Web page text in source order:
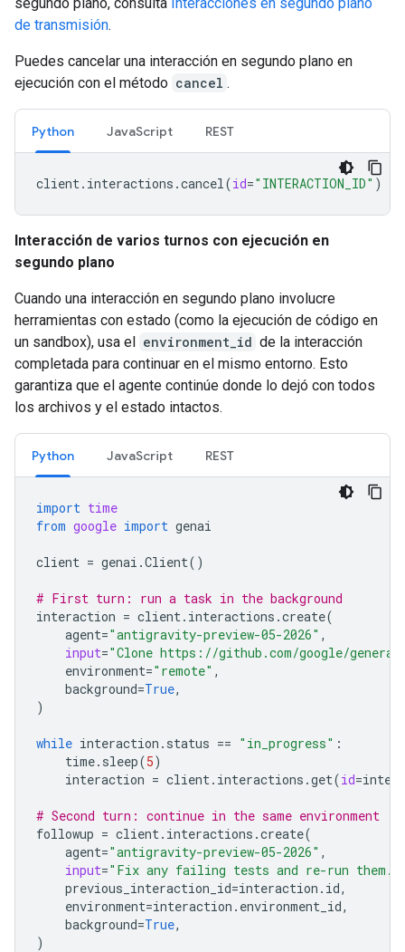
de transmisión.
Puedes cancelar una interacción en segundo plano en
ejecución con el método cancel .
Python JavaScript REST
client. interactions .cancel(id="INTERACTION_ID" )
Interacción de varios turnos con ejecución en
segundo plano
Cuando una interacción en segundo plano involucre
herramientas con estado (como la ejecución de código en
un sandbox), usa el environment_id de la interacción
completada para continuar en el mismo entorno. Esto
garantiza que el agente continúe donde lo dejó con todos
los archivos y el estado intactos.
Python JavaScript REST
import time
from google import genai
client = genai .Client()
# First turn: run a task in the background
interaction = client. interactions .create(
agent="antigravity-preview-05-2026" ,
input="Clone https://github.com/google/
environment="remote" ,
background=True,
)
while interaction . status == "in_progress" :
time. sleep(5)
interaction = client. interactions .get(id=
# Second turn: continue in the same environment
followup = client. interactions .create(
agent="antigravity-preview-05-2026" ,
input="Fix any failing tests and re-run them."
previous_interaction_id=interaction . id,
environment=interaction . environment_id,
background=True,
)